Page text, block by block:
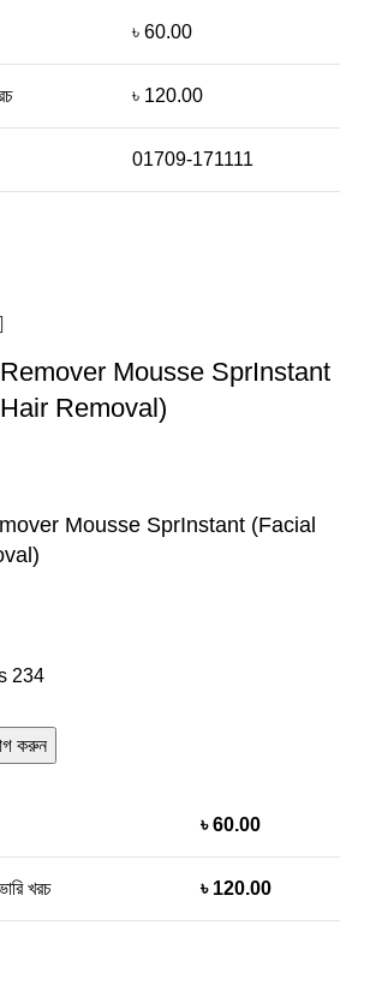
৳ 60.00
৳ 120.00
01709-171111
Mousse SprInstant
Removal)
Mousse SprInstant (Facial
234
৳ 60.00
খরচ ৳ 120.00